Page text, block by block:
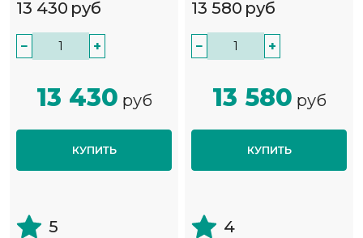
13 430 руб
− +
13 430 руб
КУПИТЬ
5
13 580 руб
− +
13 580 руб
КУПИТЬ
4